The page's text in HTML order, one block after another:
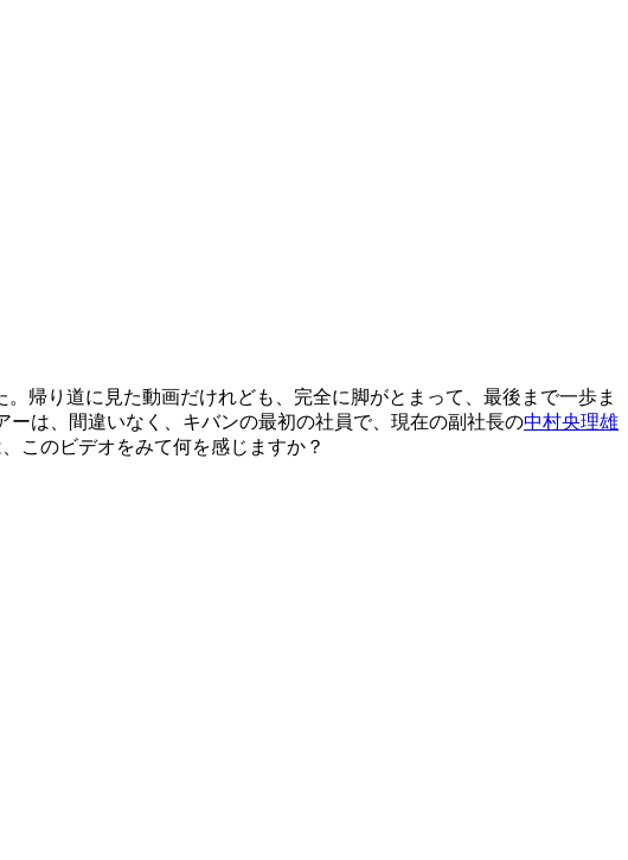
。帰り道に見た動画だけれども、完全に脚がとまって、最後まで一歩ま
は、間違いなく、キバンの最初の社員で、現在の副社長の中村央理雄
このビデオをみて何を感じますか？